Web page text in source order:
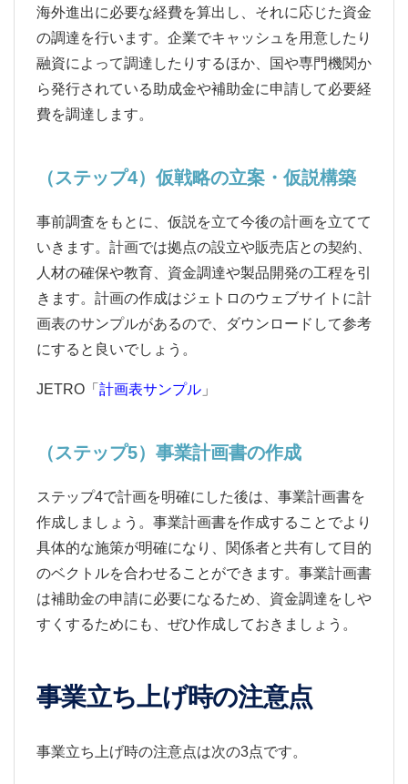
海外進出に必要な経費を算出し、それに応じた資金
の調達を行います。企業でキャッシュを用意したり
融資によって調達したりするほか、国や専門機関か
ら発行されている助成金や補助金に申請して必要経
費を調達します。
（ステップ4）仮戦略の立案・仮説構築
事前調査をもとに、仮説を立て今後の計画を立てて
いきます。計画では拠点の設立や販売店との契約、
人材の確保や教育、資金調達や製品開発の工程を引
きます。計画の作成はジェトロのウェブサイトに計
画表のサンプルがあるので、ダウンロードして参考
にすると良いでしょう。
JETRO「 計画表サンプル 」
（ステップ5）事業計画書の作成
ステップ4で計画を明確にした後は、事業計画書を
作成しましょう。事業計画書を作成することでより
具体的な施策が明確になり、関係者と共有して目的
のベクトルを合わせることができます。事業計画書
は補助金の申請に必要になるため、資金調達をしや
すくするためにも、ぜひ作成しておきましょう。
事業立ち上げ時の注意点
事業立ち上げ時の注意点は次の3点です。